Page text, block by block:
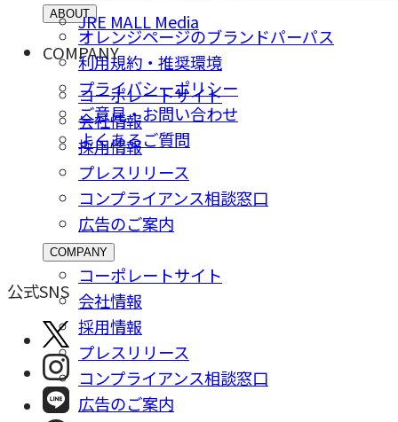
JRE MALL Media
ABOUT
オレンジページのブランドパーパス
利用規約・推奨環境
プライバシーポリシー
ご意⾒・お問い合わせ
よくあるご質問
COMPANY
コーポレートサイト
会社情報
採⽤情報
プレスリリース
コンプライアンス相談窓⼝
広告のご案内
COMPANY
コーポレートサイト
会社情報
採⽤情報
プレスリリース
コンプライアンス相談窓⼝
広告のご案内
公式SNS